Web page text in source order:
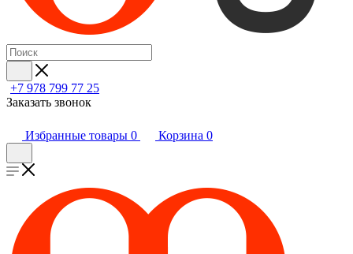
+7 978 799 77 25
Заказать звонок
Избранные товары 0 Корзина 0